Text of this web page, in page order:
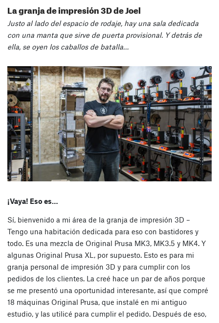
La granja de impresión 3D de Joel
Justo al lado del espacio de rodaje, hay una sala dedicada
con una manta que sirve de puerta provisional. Y detrás de
ella, se oyen los caballos de batalla…
¡Vaya! Eso es…
Sí, bienvenido a mi área de la granja de impresión 3D –
Tengo una habitación dedicada para eso con bastidores y
todo. Es una mezcla de Original Prusa MK3, MK3.5 y MK4. Y
algunas Original Prusa XL, por supuesto. Esto es para mi
granja personal de impresión 3D y para cumplir con los
pedidos de los clientes. La creé hace un par de años porque
se me presentó una oportunidad interesante, así que compré
18 máquinas Original Prusa, que instalé en mi antiguo
estudio, y las utilicé para cumplir el pedido. Después de eso,